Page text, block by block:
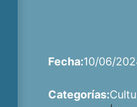
Fecha:10/06/
Categorías: